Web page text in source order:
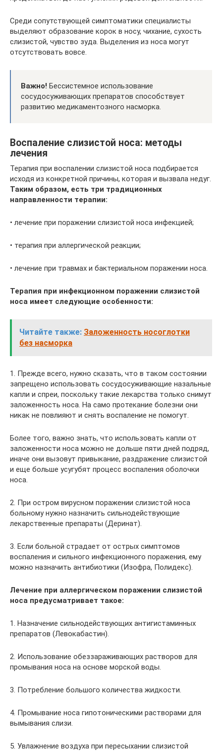
Среди сопутствующей симптоматики специалисты
выделяют образование корок в носу, чихание, сухость
слизистой, чувство зуда. Выделения из носа могут
отсутствовать вовсе.
Важно! Бессистемное использование
сосудосуживающих препаратов способствует
развитию медикаментозного насморка.
Воспаление слизистой носа: методы
лечения
Терапия при воспалении слизистой носа подбирается
исходя из конкретной причины, которая и вызвала недуг.
Таким образом, есть три традиционных
направленности терапии:
• лечение при поражении слизистой носа инфекцией;
• терапия при аллергической реакции;
• лечение при травмах и бактериальном поражении носа.
Терапия при инфекционном поражении слизистой
носа имеет следующие особенности:
Читайте также: Заложенность носоглотки
без насморка
1. Прежде всего, нужно сказать, что в таком состоянии
запрещено использовать сосудосуживающие назальные
капли и спреи, поскольку такие лекарства только снимут
заложенность носа. На само протекание болезни они
никак не повлияют и снять воспаление не помогут.
Более того, важно знать, что использовать капли от
заложенности носа можно не дольше пяти дней подряд,
иначе они вызовут привыкание, раздражение слизистой
и еще больше усугубят процесс воспаления оболочки
носа.
2. При остром вирусном поражении слизистой носа
больному нужно назначить сильнодействующие
лекарственные препараты (Деринат).
3. Если больной страдает от острых симптомов
воспаления и сильного инфекционного поражения, ему
можно назначить антибиотики (Изофра, Полидекс).
Лечение при аллергическом поражении слизистой
носа предусматривает такое:
1. Назначение сильнодействующих антигистаминных
препаратов (Левокабастин).
2. Использование обеззараживающих растворов для
промывания носа на основе морской воды.
3. Потребление большого количества жидкости.
4. Промывание носа гипотоническими растворами для
вымывания слизи.
5. Увлажнение воздуха при пересыхании слизистой